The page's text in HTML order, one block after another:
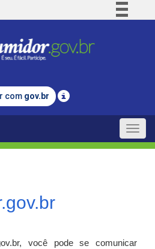
Comunica BR
Legislação
com gov.br
Toggle
você pode se comunicar